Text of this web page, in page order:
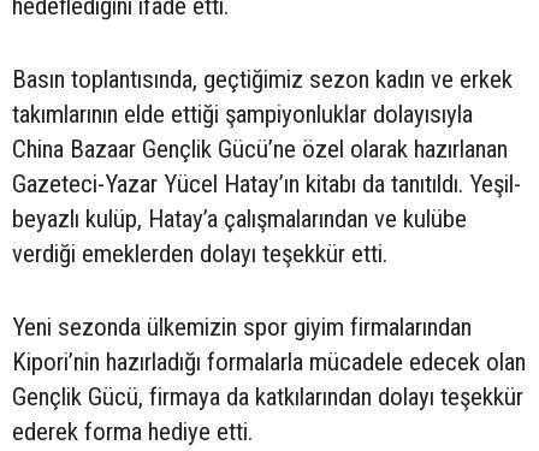
hedeflediğini ifade etti.
Basın toplantısında, geçtiğimiz sezon kadın ve erkek
takımlarının elde ettiği şampiyonluklar dolayısıyla
China Bazaar Gençlik Gücü’ne özel olarak hazırlanan
Gazeteci-Yazar Yücel Hatay’ın kitabı da tanıtıldı. Yeşil-
beyazlı kulüp, Hatay’a çalışmalarından ve kulübe
verdiği emeklerden dolayı teşekkür etti.
Yeni sezonda ülkemizin spor giyim firmalarından
Kipori’nin hazırladığı formalarla mücadele edecek olan
Gençlik Gücü, firmaya da katkılarından dolayı teşekkür
ederek forma hediye etti.